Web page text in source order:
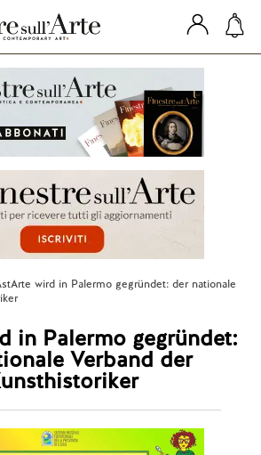
wird in Palermo gegründet: der nationale
in Palermo gegründet:
Verband der